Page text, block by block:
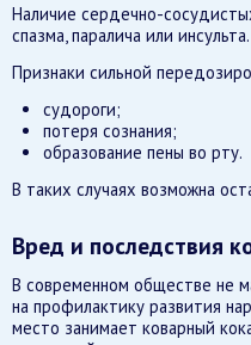
Наличие сердечно-
спазма, паралича или инсульта.
Признаки сильной
судороги;
потеря сознания;
образование пены во рту.
В таких случаях возможна
Вред и последствия
В современном обществе не
на профилактику развития
место занимает коварный